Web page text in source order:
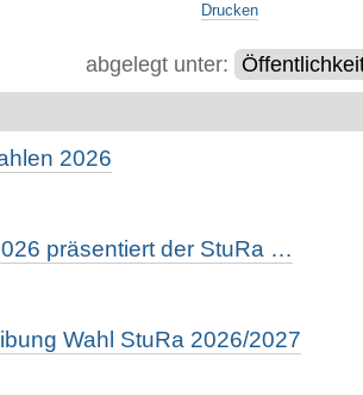
Drucken
abgelegt unter:
2026
präsentiert der StuRa …
Wahl StuRa 2026/2027